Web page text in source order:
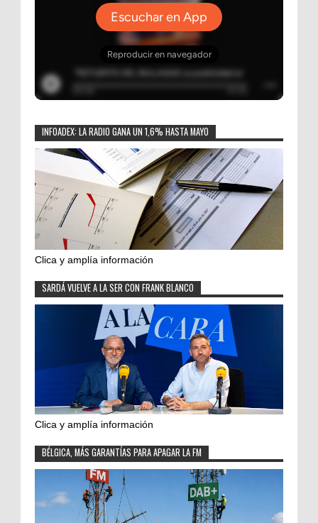
INFOADEX: LA RADIO GANA UN 1,6% HASTA MAYO
Clica y amplía información
SARDÁ VUELVE A LA SER CON FRANK BLANCO
Clica y amplía información
BÉLGICA, MÁS GARANTÍAS PARA APAGAR LA FM